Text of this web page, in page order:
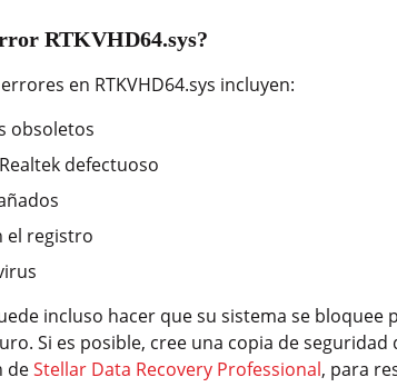
RTKVHD64.sys?
en RTKVHD64.sys incluyen:
obsoletos
defectuoso
el registro
incluso hacer que su sistema se
Si es posible, cree una copia de
deStellar Data Recovery Professional, para